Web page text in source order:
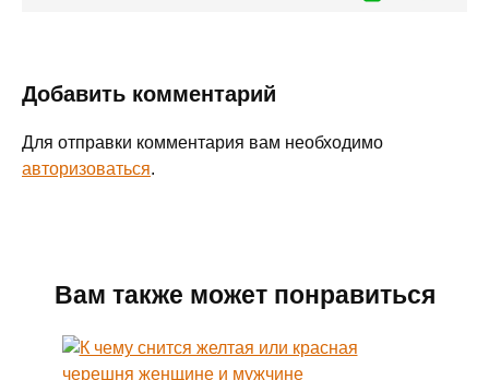
Добавить комментарий
Для отправки комментария вам необходимо
авторизоваться.
Вам также может понравиться